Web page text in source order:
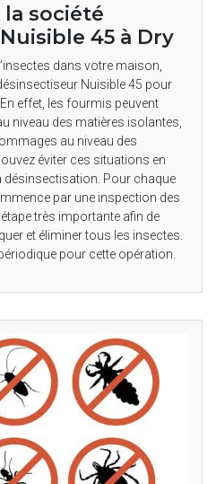
la société
45 à Dry
dans votre maison,
Nuisible 45 pour
effet, les fourmis peuvent
niveau des matières isolantes,
au niveau des
éviter ces situations en
désinsectisation. Pour chaque
par une inspection des
très importante afin de
et éliminer tous les insectes.
pour cette opération.